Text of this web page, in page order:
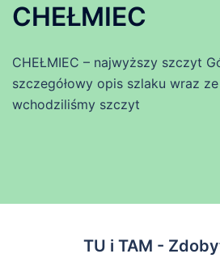
CHEŁMIEC
CHEŁMIEC – najwyższy szczyt
szczegółowy opis szlaku wraz
wchodziliśmy szczyt
TU i TAM -